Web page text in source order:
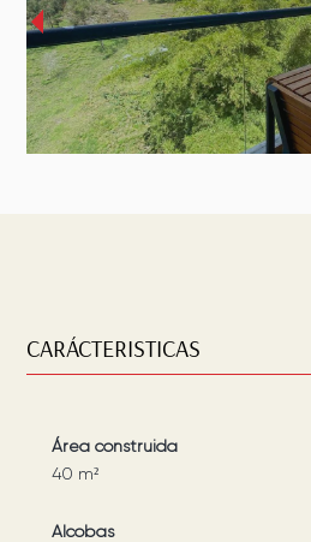
‹
CARÁCTERISTICAS
Área construida
40 m²
Alcobas